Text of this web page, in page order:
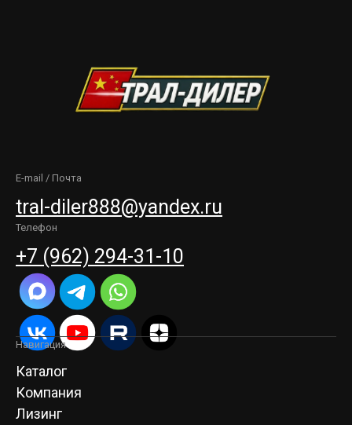
E-mail / Почта
tral-diler888@yandex.ru
Телефон
+7 (962) 294-31-10
Навигация
Каталог
Компания
Лизинг